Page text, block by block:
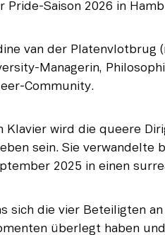
Pride-Saison 2026 in
van der Platenvlotbrug
Managerin,
Community.
Klavier wird die queere
sein. Sie verwandelte
2025 in einen
sich die vier Beteiligten
überlegt haben